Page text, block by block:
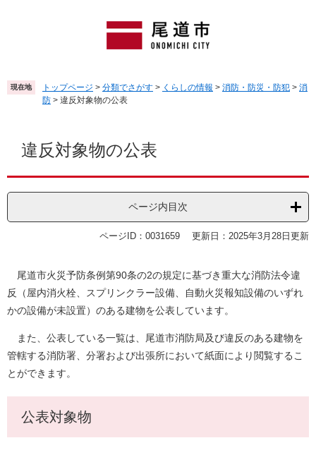
頭
で
飛
ば
現在地 トップページ > 分類でさがす > くらしの情報 > 消防・防災・防犯 > 消
防 > 違反対象物の公表
違反対象物の公表
ページ内目次
ページID：0031659 更新日：2025年3月28日更新
尾道市火災予防条例第90条の2の規定に基づき重大な消防法令違
反（屋内消火栓、スプリンクラー設備、自動火災報知設備のいずれ
かの設備が未設置）のある建物を公表しています。
また、公表している一覧は、尾道市消防局及び違反のある建物を
管轄する消防署、分署および出張所において紙面により閲覧するこ
とができます。
公表対象物